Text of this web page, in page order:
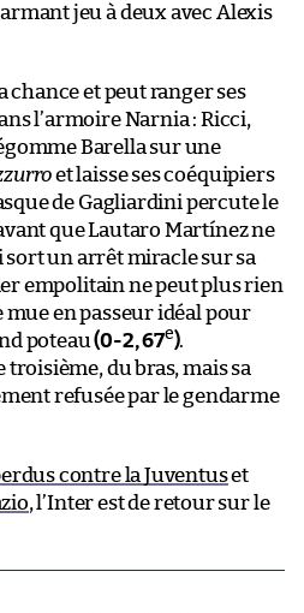
jeu à deux avec Alexis
chance et peut ranger ses
l’armoire Narnia : Ricci,
Barella sur une
et laisse ses coéquipiers
de Gagliardini percute le
que Lautaro Martínez ne
un arrêt miracle sur sa
empolitain ne peut plus rien
en passeur idéal pour
poteau(0-2, 67e).
du bras, mais sa
refusée par le gendarme
contre la Juventuset
, l’Inter est de retour sur le